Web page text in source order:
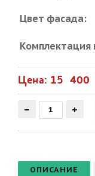
Цвет фасада:
Комплектация
Цена: 15 400
ОПИСАНИЕ